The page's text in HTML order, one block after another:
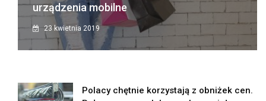
urządzenia mobilne
23 kwietnia 2019
Polacy chętnie korzystają z obniżek cen.